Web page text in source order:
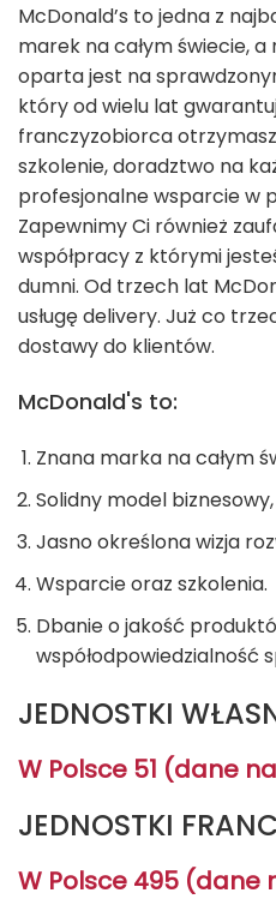
McDonald’s to jedna z
marek na całym świecie,
oparta jest na
który od wielu lat
franczyzobiorca
szkolenie, doradztwo na
profesjonalne wsparcie w
Zapewnimy Ci również
współpracy z którymi
dumni. Od trzech lat
usługę delivery. Już co
dostawy do klientów.
McDonald's to:
Znana marka na całym
Solidny model
Jasno określona wizja
Wsparcie oraz szkolenia.
Dbanie o jakość
współodpowiedzialność
JEDNOSTKI
W Polsce 51 (dane
JEDNOSTKI
W Polsce 495 (dane